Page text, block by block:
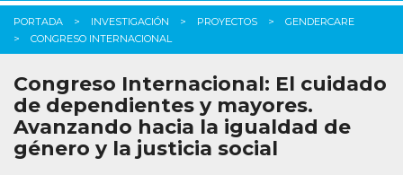
PORTADA INVESTIGACIÓN PROYECTOS
GENDERCARE
CONGRESO INTERNACIONAL
Congreso Internacional: El cuidado
de dependientes y mayores.
Avanzando hacia la igualdad de
género y la justicia social